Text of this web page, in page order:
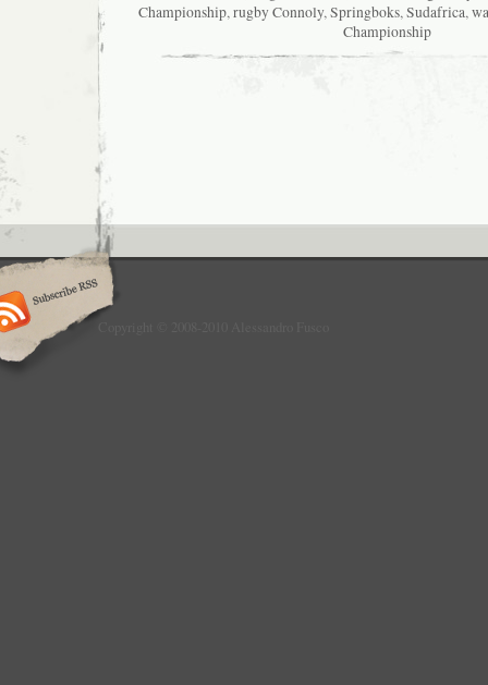
Championship,rugby Connoly,Springboks,Sudafrica,
Championship